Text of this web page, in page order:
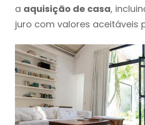
a aquisição de casa,
juro com valores aceitáveis